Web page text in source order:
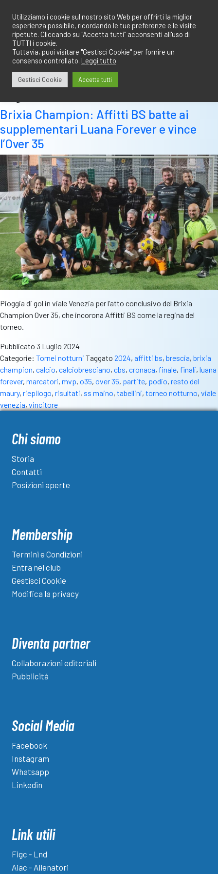
contenuto
Brixia Champion: Affitti BS batte ai
supplementari Luana Forever e vince
l’Over 35
Pioggia di gol in viale Venezia per l’atto conclusivo del Brixia
Champion Over 35, che incorona Affitti BS come la regina del
torneo.
Pubblicato 3 Luglio 2024
Categorie: Tornei notturni Taggato 2024, affitti bs, brescia, brixia
champion, calcio, calciobresciano, cbs, cronaca, finale, finali, luana
forever, marcatori, mvp, o35, over 35, partite, podio, resto del
maury, riepilogo, risultati, ss maino, tabellini, torneo notturno, viale
venezia, vincitore
Chi siamo
Storia
Contatti
Posizioni aperte
Membership
Termini e Condizioni
Entra nel club
Gestisci Cookie
Modifica la privacy
Diventa partner
Collaborazioni editoriali
Pubblicità
Social Media
Facebook
Instagram
Whatsapp
Linkedin
Link utili
Figc - Lnd
Aiac - Allenatori
Utilizziamo i cookie sul nostro sito Web per offrirti la miglior
esperienza possibile, ricordando le tue preferenze e le visite
ripetute. Cliccando su "Accetta tutti" acconsenti all'uso di
TUTTI i cookie.
Tuttavia, puoi visitare "Gestisci Cookie" per fornire un
consenso controllato. Leggi tutto
Gestisci Cookie Accetta tutti